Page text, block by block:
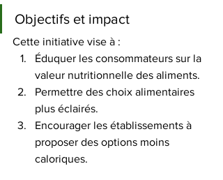
Objectifs et impact
Cette initiative vise à :
Éduquer les consommateurs sur la
valeur nutritionnelle des aliments.
Permettre des choix alimentaires
plus éclairés.
Encourager les établissements à
proposer des options moins
caloriques.